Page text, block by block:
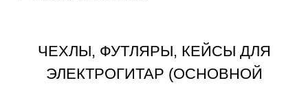
ЧЕХЛЫ, ФУТЛЯРЫ, КЕЙСЫ ДЛЯ
ЭЛЕКТРОГИТАР (ОСНОВНОЙ